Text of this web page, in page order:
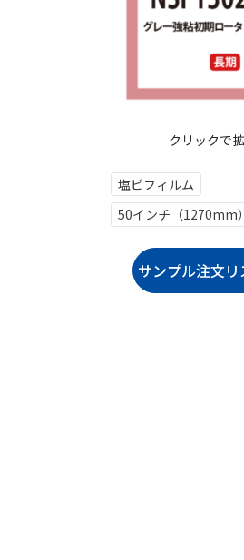
クリックで
塩ビフィルム
50インチ（1270mm